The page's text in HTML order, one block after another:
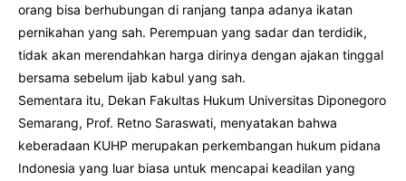
orang bisa berhubungan di ranjang tanpa adanya ikatan
pernikahan yang sah. Perempuan yang sadar dan terdidik,
tidak akan merendahkan harga dirinya dengan ajakan tinggal
bersama sebelum ijab kabul yang sah.
Sementara itu, Dekan Fakultas Hukum Universitas Diponegoro
Semarang, Prof. Retno Saraswati, menyatakan bahwa
keberadaan KUHP merupakan perkembangan hukum pidana
Indonesia yang luar biasa untuk mencapai keadilan yang